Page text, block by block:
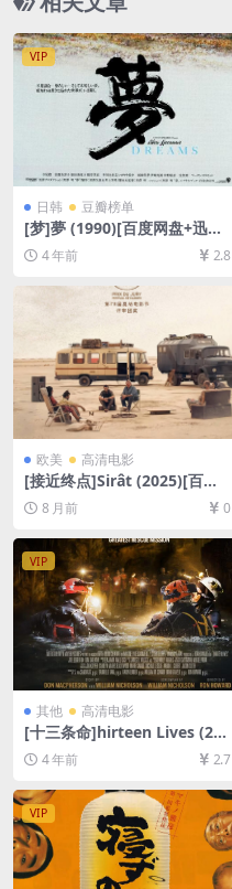
VIP
日韩 豆瓣榜单
[梦]夢 (1990)[百度网盘+迅雷
云盘资源1080P超清][MP4/7
GB][中文字幕]
4 年前 2.8
欧美 高清电影
[接近终点]Sirât (2025)[百度
网盘+夸克网盘1080P超清未
删减资源][网盘在线播放/下
8 月前 0
VIP
其他 高清电影
[十三条命]hirteen Lives (202
2)[百度网盘+迅雷云盘资源10
80P超清未删减][MP4/9GB]
[中文字幕]
4 年前 2.7
VIP